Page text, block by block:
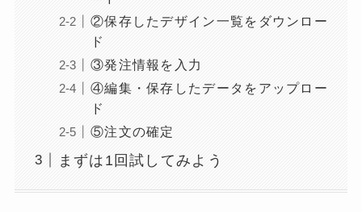
②保存したデザイン一覧をダウンロー
ド
③発注情報を入力
④編集・保存したデータをアップロー
ド
⑤注文の確定
まずは1回試してみよう